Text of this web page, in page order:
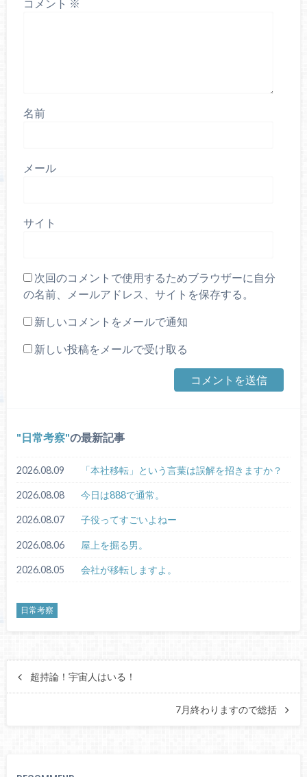
コメント ※
名前
メール
サイト
次回のコメントで使用するためブラウザーに自分
の名前、メールアドレス、サイトを保存する。
新しいコメントをメールで通知
新しい投稿をメールで受け取る
日常考察 の最新記事
2026.08.09 「本社移転」という言葉は誤解を招きますか？
2026.08.08 今日は888で通常。
2026.08.07 子役ってすごいよねー
2026.08.06 屋上を掘る男。
2026.08.05 会社が移転しますよ。
日常考察
超持論！宇宙人はいる！
7月終わりますので総括